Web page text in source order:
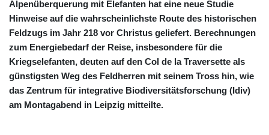
Alpenüberquerung mit Elefanten hat eine neue Studie
Hinweise auf die wahrscheinlichste Route des historischen
Feldzugs im Jahr 218 vor Christus geliefert. Berechnungen
zum Energiebedarf der Reise, insbesondere für die
Kriegselefanten, deuten auf den Col de la Traversette als
günstigsten Weg des Feldherren mit seinem Tross hin, wie
das Zentrum für integrative Biodiversitätsforschung (Idiv)
am Montagabend in Leipzig mitteilte.